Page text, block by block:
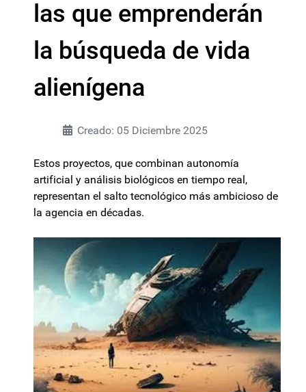
las que emprenderán
la búsqueda de vida
alienígena
Creado: 05 Diciembre 2025
Estos proyectos, que combinan autonomía
artificial y análisis biológicos en tiempo real,
representan el salto tecnológico más ambicioso de
la agencia en décadas.